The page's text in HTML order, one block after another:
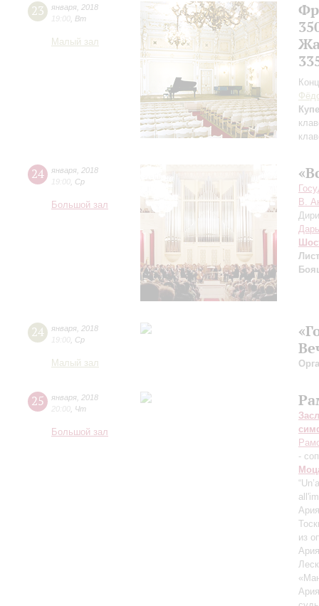
23 января 2018
19:00 Вт
Малый зал
24 января 2018
19:00 Ср
Большой зал
В.
24 января 2018
19:00 Ср
Малый зал
25 января 2018
20:00 Чт
Большой зал
-
из